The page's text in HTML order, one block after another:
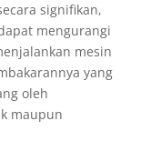
signifikan,
mengurangi
mesin
yang
oleh
maupun